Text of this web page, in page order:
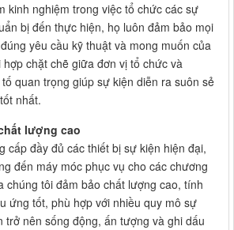
kinh nghiệm trong việc tổ chức các sự
bị đến thực hiện, họ luôn đảm bảo mọi
yêu cầu kỹ thuật và mong muốn của
chặt chẽ giữa đơn vị tổ chức và
quan trọng giúp sự kiện diễn ra suôn sẻ
nhất.
lượng cao
cấp đầy đủ các thiết bị sự kiện hiện đại,
đến máy móc phục vụ cho các chương
chúng tôi đảm bảo chất lượng cao, tính
ứng tốt, phù hợp với nhiều quy mô sự
trở nên sống động, ấn tượng và ghi dấu